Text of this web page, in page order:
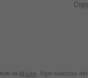
da M-Live. Ogni riutilizzo